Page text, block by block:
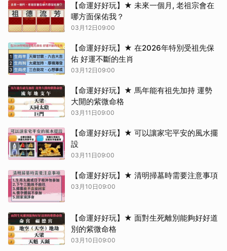
【命運好好玩】★ 未來一個月, 老祖宗會在
哪方面保佑我？
03月12日09:00
【命運好好玩】★ 在2026年特別受祖先保
佑 好運不斷的生肖
03月12日09:00
【命運好好玩】★ 馬年能有祖先加持 運勢
大開的紫微命格
03月11日09:00
【命運好好玩】★ 可以讓家宅平安的風水擺
設
03月11日09:00
【命運好好玩】★ 清明掃墓時需要注意事項
03月10日09:00
【命運好好玩】★ 面對生死離別能夠好好道
別的紫微命格
03月10日09:00